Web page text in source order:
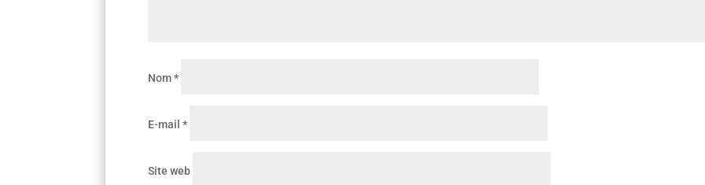
Nom*
E-mail*
Site web